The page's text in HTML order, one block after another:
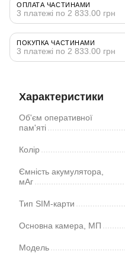
ОПЛАТА ЧАСТИНАМИ
3 платежі по 2 833.00 грн
ПОКУПКА ЧАСТИНАМИ
3 платежі по 2 833.00 грн
Характеристики
Об'єм оперативної
пам'яті
Колір
Ємність акумулятора,
мАг
Тип SIM-карти
Основна камера, МП
Модель